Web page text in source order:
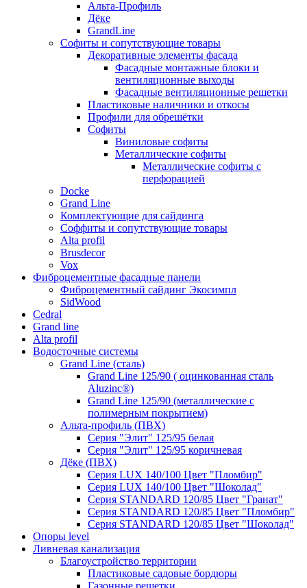
Альта-Профиль
Дёке
GrandLine
Софиты и сопутствующие товары
Декоративные элементы фасада
Фасадные монтажные блоки и
вентиляционные выходы
Фасадные вентиляционные решетки
Пластиковые наличники и откосы
Профили для обрешётки
Софиты
Виниловые софиты
Металлические софиты
Металлические софиты с
перфорацией
Docke
Grand Line
Комплектующие для сайдинга
Соффиты и сопутствующие товары
Alta profil
Brusdecor
Vox
Фиброцементные фасадные панели
Фиброцементный сайдинг Экосимпл
SidWood
Cedral
Grand line
Аlta profil
Водосточные системы
Grand Line (сталь)
Grand Line 125/90 ( оцинкованная сталь
Aluzinc®)
Grand Line 125/90 (металлические с
полимерным покрытием)
Альта-профиль (ПВХ)
Серия "Элит" 125/95 белая
Серия "Элит" 125/95 коричневая
Дёке (ПВХ)
Серия LUX 140/100 Цвет "Пломбир"
Серия LUX 140/100 Цвет "Шоколад"
Серия STANDARD 120/85 Цвет "Гранат"
Серия STANDARD 120/85 Цвет "Пломбир"
Серия STANDARD 120/85 Цвет "Шоколад"
Опоры level
Ливневая канализация
Благоустройство территории
Пластиковые садовые бордюры
Газонные решетки